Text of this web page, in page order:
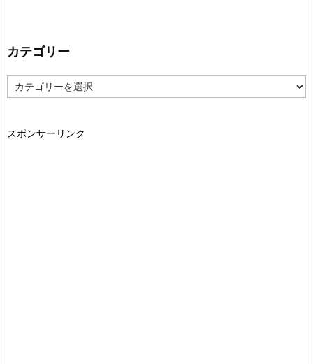
カテゴリー
テ
ー
スポンサーリンク